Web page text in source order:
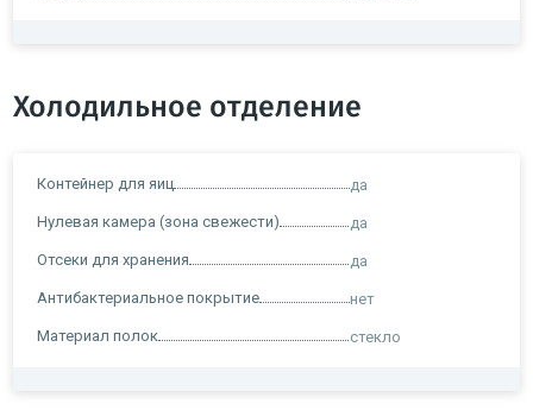
Холодильное отделение
Контейнер для яиц да
Нулевая камера (зона свежести) да
Отсеки для хранения да
Антибактериальное покрытие нет
Материал полок стекло